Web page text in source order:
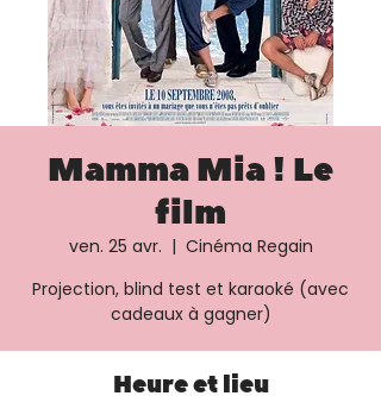
Mamma Mia ! Le
film
ven. 25 avr.
  |
Cinéma Regain
Projection, blind test et karaoké (avec
cadeaux à gagner)
Heure et lieu